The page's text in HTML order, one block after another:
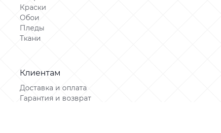
© 2026 Papyrus
Краски
Обои
Пледы
Ткани
Клиентам
Доставка и оплата
Гарантия и возврат